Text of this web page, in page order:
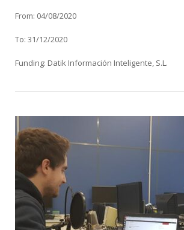
From: 04/08/2020
To: 31/12/2020
Funding: Datik Información Inteligente, S.L.